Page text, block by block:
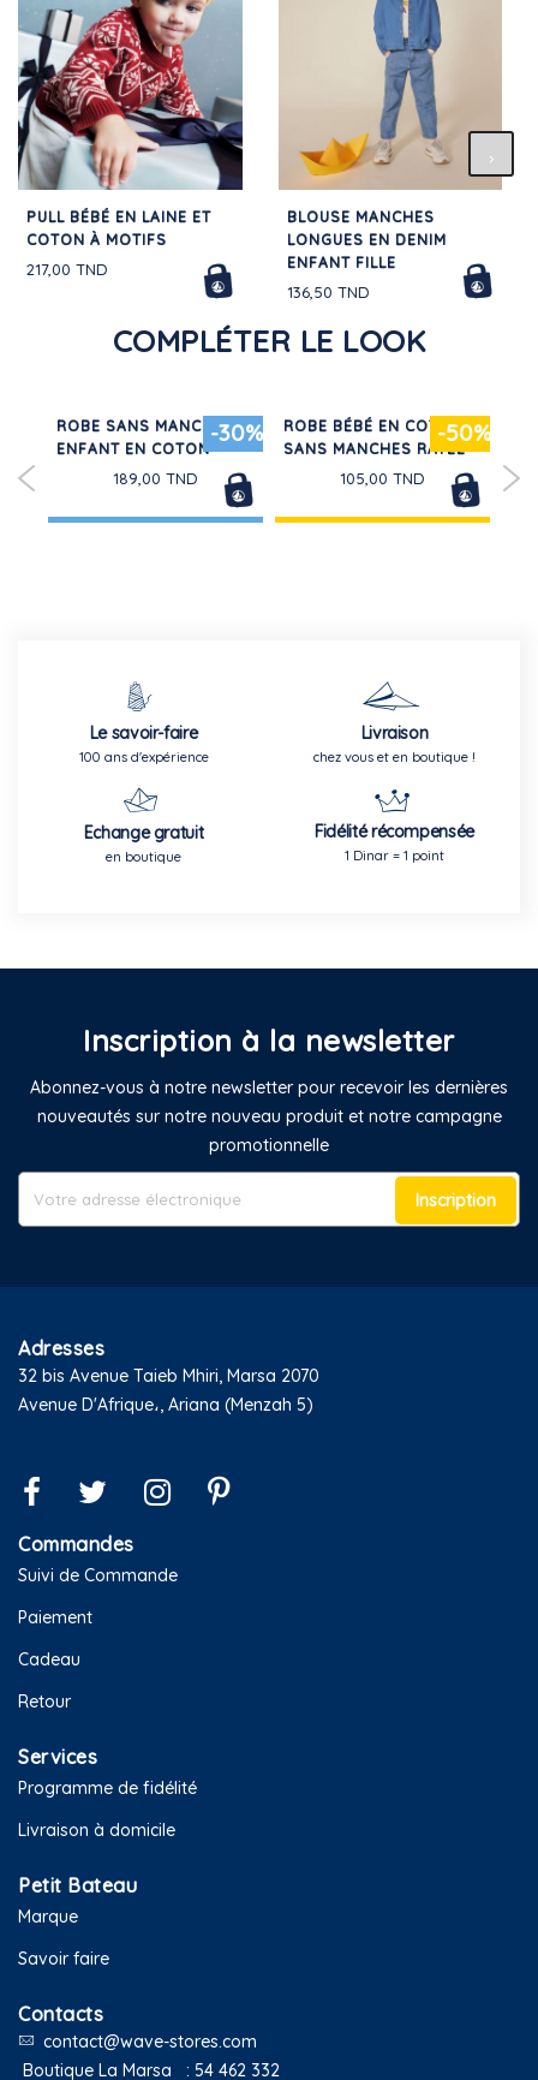
PULL BÉBÉ EN LAINE ET
COTON À MOTIFS
217,00 TND
BLOUSE MANCHES
LONGUES EN DENIM
ENFANT FILLE
136,50 TND
COMPLÉTER LE LOOK
-30%
ROBE SANS MANCHE
ENFANT EN COTON
189,00 TND
-50%
ROBE BÉBÉ EN COTON
SANS MANCHES RAYÉE
105,00 TND
Le savoir-faire
100 ans d'expérience
Livraison
chez vous et en boutique !
Echange gratuit
en boutique
Fidélité récompensée
1 Dinar = 1 point
Inscription à la newsletter
Abonnez-vous à notre newsletter pour recevoir les dernières
nouveautés sur notre nouveau produit et notre campagne
promotionnelle
Inscription
Adresses
32 bis Avenue Taieb Mhiri, Marsa 2070
Avenue D'Afrique،, Ariana (Menzah 5)
Commandes
Suivi de Commande
Paiement
Cadeau
Retour
Services
Programme de fidélité
Livraison à domicile
Petit Bateau
Marque
Savoir faire
Contacts
contact@wave-stores.com
Boutique La Marsa : 54 462 332